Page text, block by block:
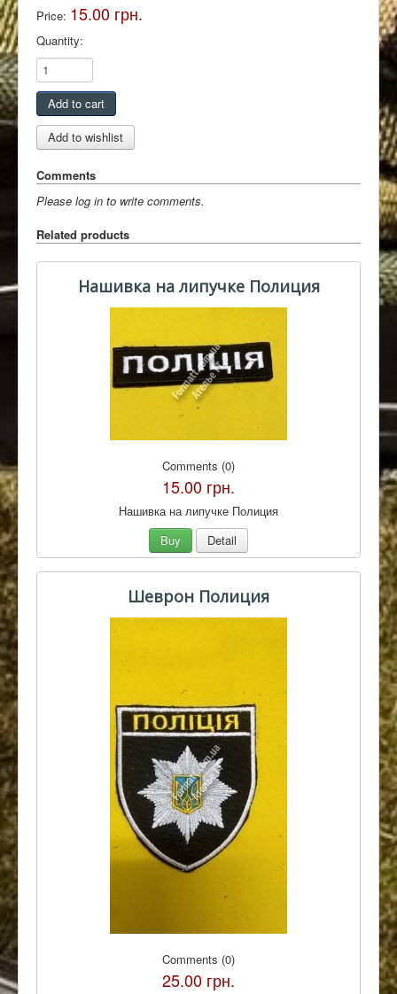
Price: 15.00 грн.
Quantity:
Comments
Please log in to write comments.
Related products
Нашивка на липучке Полиция
Comments (0)
15.00 грн.
Нашивка на липучке Полиция
Buy
Detail
Шеврон Полиция
Comments (0)
25.00 грн.